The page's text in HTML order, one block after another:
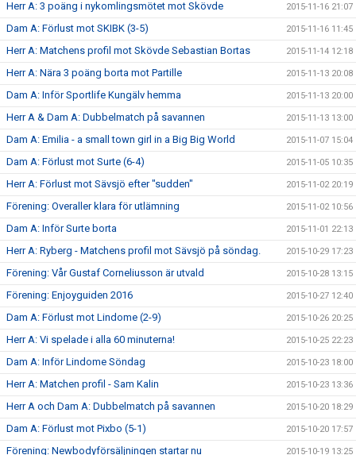
Herr A: 3 poäng i nykomlingsmötet mot Skövde 2015-11-16 21:07
Dam A: Förlust mot SKIBK (3-5) 2015-11-16 11:45
Herr A: Matchens profil mot Skövde Sebastian Bortas 2015-11-14 12:18
Herr A: Nära 3 poäng borta mot Partille 2015-11-13 20:08
Dam A: Inför Sportlife Kungälv hemma 2015-11-13 20:00
Herr A & Dam A: Dubbelmatch på savannen 2015-11-13 13:00
Dam A: Emilia - a small town girl in a Big Big World 2015-11-07 15:04
Dam A: Förlust mot Surte (6-4) 2015-11-05 10:35
Herr A: Förlust mot Sävsjö efter "sudden" 2015-11-02 20:19
Förening: Overaller klara för utlämning 2015-11-02 10:56
Dam A: Inför Surte borta 2015-11-01 22:13
Herr A: Ryberg - Matchens profil mot Sävsjö på söndag. 2015-10-29 17:23
Förening: Vår Gustaf Corneliusson är utvald 2015-10-28 13:15
Förening: Enjoyguiden 2016 2015-10-27 12:40
Dam A: Förlust mot Lindome (2-9) 2015-10-26 20:25
Herr A: Vi spelade i alla 60 minuterna! 2015-10-25 22:23
Dam A: Inför Lindome Söndag 2015-10-23 18:00
Herr A: Matchen profil - Sam Kalin 2015-10-23 13:36
Herr A och Dam A: Dubbelmatch på savannen 2015-10-20 18:29
Dam A: Förlust mot Pixbo (5-1) 2015-10-20 17:57
Förening: Newbodyförsäljningen startar nu 2015-10-19 13:25